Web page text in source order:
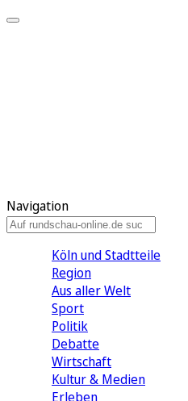
Navigation
Köln und Stadtteile
Region
Aus aller Welt
Sport
Politik
Debatte
Wirtschaft
Kultur & Medien
Erleben